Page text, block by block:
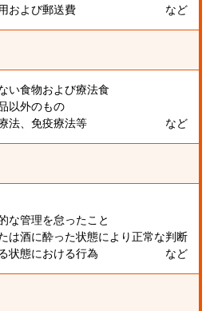
および郵送費
など
い食物および療法食
以外のもの
法、免疫療法等
など
な管理を怠ったこと
は酒に酔った状態により正常な判断
状態における行為
など